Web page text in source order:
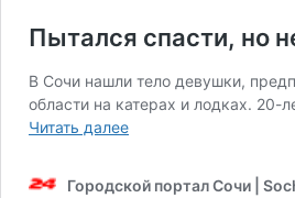
Пытался спасти, но
В Сочи нашли тело девушки,
области на катерах и лодках.
Читать далееПытался
Городской портал Сочи |